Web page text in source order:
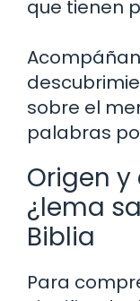
que tienen
sobre el
palabras
Origen y
¿lema
Biblia
Para